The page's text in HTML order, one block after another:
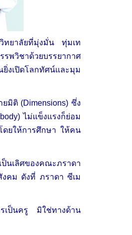
ทยาลัยที่มุ่งมั่น ทุ่มเท
รพวิชาด้วยบรรยากาศ
งเปิดโลกทัศน์และมุม
มิติ (Dimensions) ซึ่ง
ไม่แข็งแรงก็ย่อม
ดยให้การศึกษา ให้คน
นเลิศของคณะภราดา
งคม ดังที่ ภราดา ซีเม
รเป็นครู มิใช่ทางด้าน